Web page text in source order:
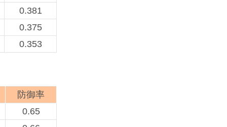
0.381
0.375
0.353
防御率
0.65